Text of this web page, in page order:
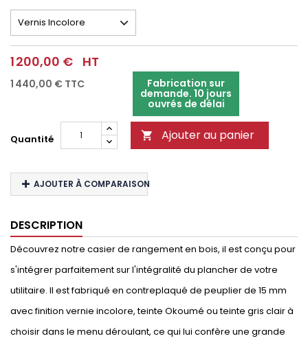
1 200,00 € HT
1 440,00 € TTC Fabrication sur
demande. 10 jours
ouvrés de délai
Quantité  Ajouter au panier
AJOUTER À COMPARAISON
DESCRIPTION
Découvrez notre casier de rangement en bois, il est conçu pour
s'intégrer parfaitement sur l'intégralité du plancher de votre
utilitaire. Il est fabriqué en contreplaqué de peuplier de 15 mm
avec finition vernie incolore, teinte Okoumé ou teinte gris clair à
choisir dans le menu déroulant, ce qui lui confère une grande